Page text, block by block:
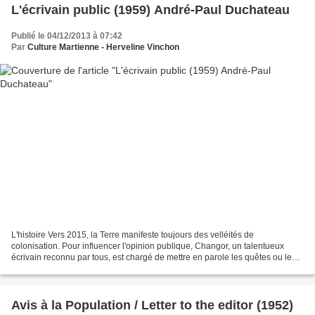
L'écrivain public (1959) André-Paul Duchateau
Publié le 04/12/2013 à 07:42
Par Culture Martienne - Herveline Vinchon
L'histoire Vers 2015, la Terre manifeste toujours des velléités de
colonisation. Pour influencer l'opinion publique, Changor, un talentueux
écrivain reconnu par tous, est chargé de mettre en parole les quêtes ou les
Avis à la Population / Letter to the editor (1952)